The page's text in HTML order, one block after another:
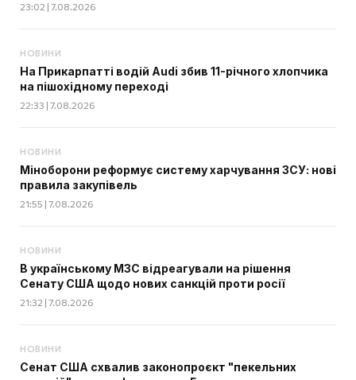
23:02 | 7.08.2026
НОВИНИ
На Прикарпатті водій Audi збив 11-річного хлопчика
на пішохідному переході
22:33 | 7.08.2026
НОВИНИ
Міноборони реформує систему харчування ЗСУ: нові
правила закупівель
21:55 | 7.08.2026
НОВИНИ
В українському МЗС відреагували на рішення
Сенату США щодо нових санкцій проти росії
21:32 | 7.08.2026
НОВИНИ
Сенат США схвалив законопроєкт "пекельних